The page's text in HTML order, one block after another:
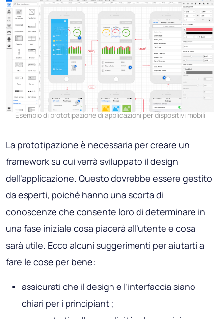
Esempio di prototipazione di applicazioni per dispositivi mobili
La prototipazione è necessaria per creare un
framework su cui verrà sviluppato il design
dell'applicazione. Questo dovrebbe essere gestito
da esperti, poiché hanno una scorta di
conoscenze che consente loro di determinare in
una fase iniziale cosa piacerà all'utente e cosa
sarà utile. Ecco alcuni suggerimenti per aiutarti a
fare le cose per bene:
assicurati che il design e l'interfaccia siano
chiari per i principianti;